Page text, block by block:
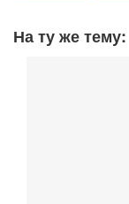
На ту же тему: